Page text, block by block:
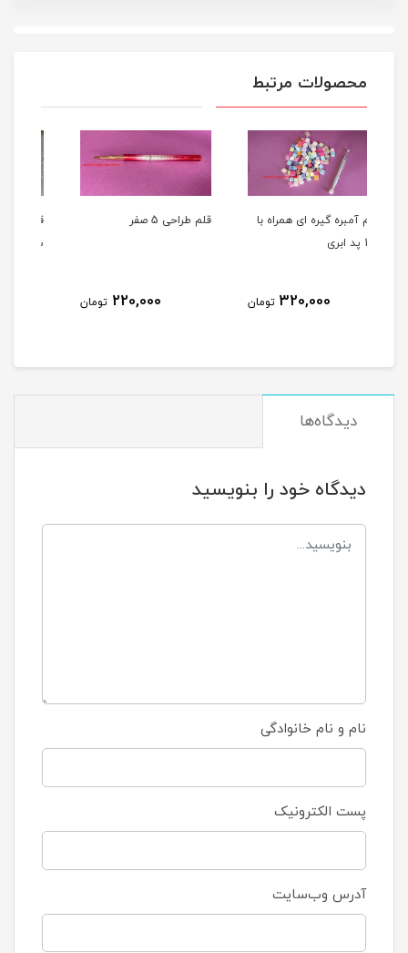
محصولات مرتبط
قلم طراحی 5 صفر
220,000
قلم کاشت ناخن گراف اشکی
2,600,000
دیدگاه‌ها
دیدگاه خود را بنویسید
نام و نام خانوادگی
پست الکترونیک
آدرس وب‌سایت